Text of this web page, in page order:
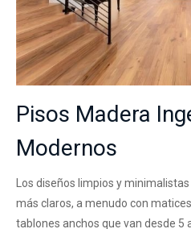
Pisos Madera
Modernos
Los diseños limpios y
más claros, a menudo con
tablones anchos que van desde 5